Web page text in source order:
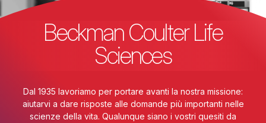
Beckman Coulter Life
Sciences
Dal 1935 lavoriamo per portare avanti la nostra missione:
aiutarvi a dare risposte alle domande più importanti nelle
scienze della vita. Qualunque siano i vostri quesiti da